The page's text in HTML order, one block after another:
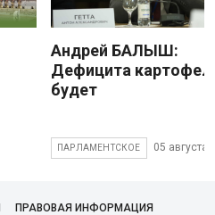
Андрей БАЛЫШ:
Дефицита
будет
ПАРЛАМЕНТСКОЕ 05 августа
ПРАВОВАЯ ИНФОРМАЦИЯ